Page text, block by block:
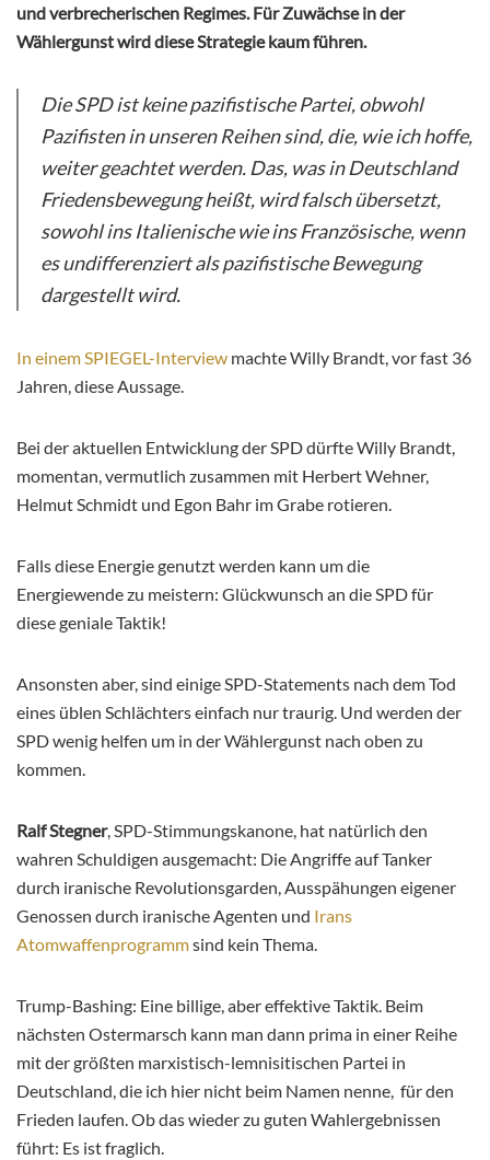
und verbrecherischen Regimes. Für Zuwächse in der
Wählergunst wird diese Strategie kaum führen.
Die SPD ist keine pazifistische Partei, obwohl
Pazifisten in unseren Reihen sind, die, wie ich hoffe,
weiter geachtet werden. Das, was in Deutschland
Friedensbewegung heißt, wird falsch übersetzt,
sowohl ins Italienische wie ins Französische, wenn
es undifferenziert als pazifistische Bewegung
dargestellt wird.
In einem SPIEGEL-Interview machte Willy Brandt, vor fast 36
Jahren, diese Aussage.
Bei der aktuellen Entwicklung der SPD dürfte Willy Brandt,
momentan, vermutlich zusammen mit Herbert Wehner,
Helmut Schmidt und Egon Bahr im Grabe rotieren.
Falls diese Energie genutzt werden kann um die
Energiewende zu meistern: Glückwunsch an die SPD für
diese geniale Taktik!
Ansonsten aber, sind einige SPD-Statements nach dem Tod
eines üblen Schlächters einfach nur traurig. Und werden der
SPD wenig helfen um in der Wählergunst nach oben zu
kommen.
Ralf Stegner, SPD-Stimmungskanone, hat natürlich den
wahren Schuldigen ausgemacht: Die Angriffe auf Tanker
durch iranische Revolutionsgarden, Ausspähungen eigener
Genossen durch iranische Agenten und Irans
Atomwaffenprogrammsind kein Thema.
Trump-Bashing: Eine billige, aber effektive Taktik. Beim
nächsten Ostermarsch kann man dann prima in einer Reihe
mit der größten marxistisch-lemnisitischen Partei in
Deutschland, die ich hier nicht beim Namen nenne, für den
Frieden laufen. Ob das wieder zu guten Wahlergebnissen
führt: Es ist fraglich.